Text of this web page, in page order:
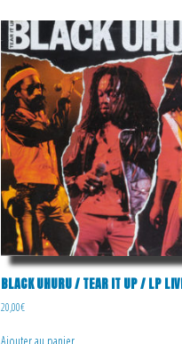
BLACK UHURU / ‎TEAR IT UP / LP
20,00€